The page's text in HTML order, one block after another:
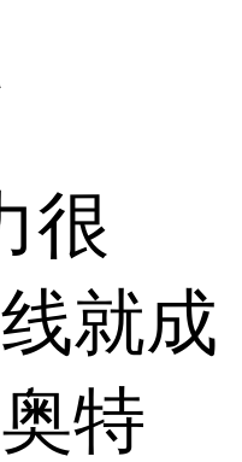
很
就成
特